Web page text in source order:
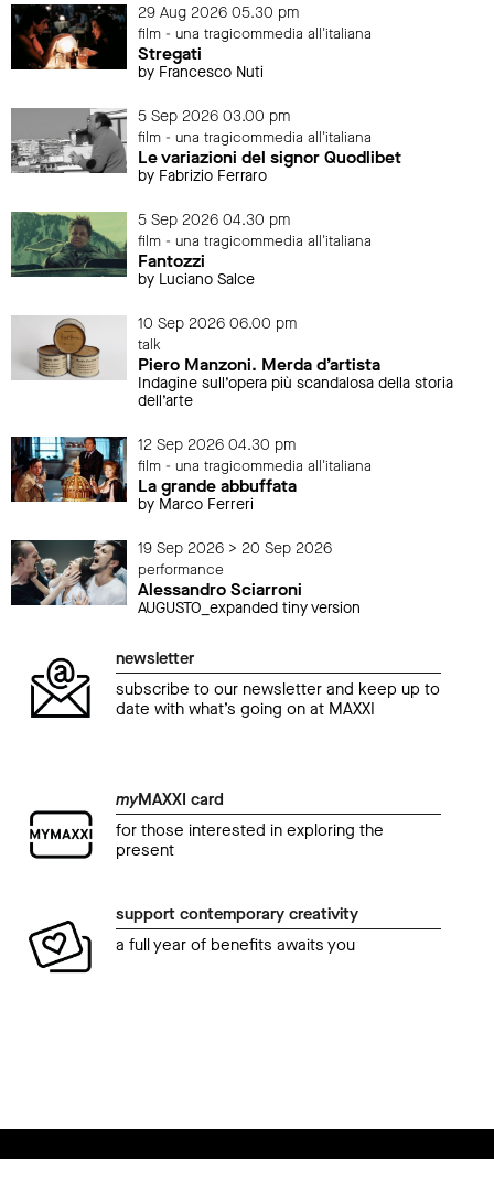
29 Aug 2026 05.30 pm
film - una tragicommedia all'italiana
Stregati
by Francesco Nuti
5 Sep 2026 03.00 pm
film - una tragicommedia all'italiana
Le variazioni del signor Quodlibet
by Fabrizio Ferraro
5 Sep 2026 04.30 pm
film - una tragicommedia all'italiana
Fantozzi
by Luciano Salce
10 Sep 2026 06.00 pm
talk
Piero Manzoni. Merda d’artista
Indagine sull’opera più scandalosa della storia
dell’arte
12 Sep 2026 04.30 pm
film - una tragicommedia all'italiana
La grande abbuffata
by Marco Ferreri
19 Sep 2026 > 20 Sep 2026
performance
Alessandro Sciarroni
AUGUSTO_expanded tiny version
newsletter
subscribe to our newsletter and keep up to
date with what’s going on at MAXXI
myMAXXI card
for those interested in exploring the
present
support contemporary creativity
a full year of benefits awaits you